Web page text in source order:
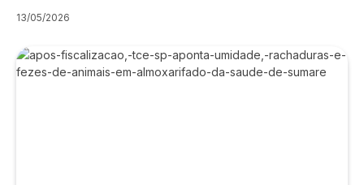
13/05/2026